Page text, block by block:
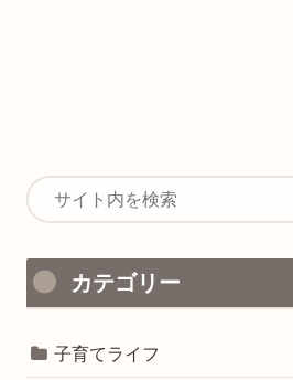
カテゴリー
子育てライフ